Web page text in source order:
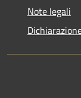
Note legali